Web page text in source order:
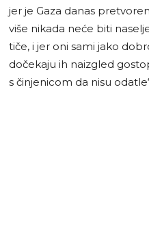
jer je Gaza danas
više nikada neće biti
tiče, i jer oni sami jako
dočekaju ih naizgled
s činjenicom da nisu